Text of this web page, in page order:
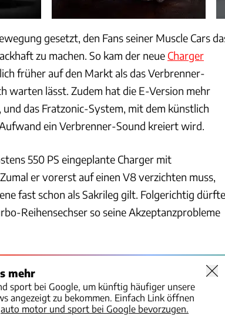
gesetzt, den Fans seiner Muscle Cars
zu machen. So kam der neue Charger
früher auf den Markt als das Verbrenner-
warten lässt. Zudem hat die E-Version mehr
und das Fratzonic-System, mit dem künstlich
ein Verbrenner-Sound kreiert wird.
550 PS eingeplante Charger mit
er vorerst auf einen V8 verzichten muss,
fast schon als Sakrileg gilt. Folgerichtig dürfte
Reihensechser so seine Akzeptanzprobleme
mehr
sport bei Google, um künftig häufiger unsere
angezeigt zu bekommen. Einfach Link öffnen
auto motor und sport bei Google bevorzugen.